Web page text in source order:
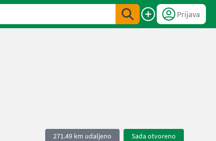
Prijava
271.49 km udaljeno Sada otvoreno